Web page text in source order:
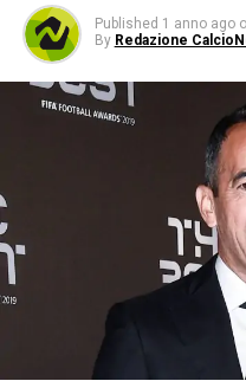
Published 1 anno ago
By Redazione